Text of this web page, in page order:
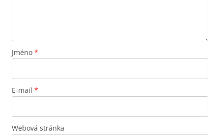
Jméno *
E-mail *
Webová stránka